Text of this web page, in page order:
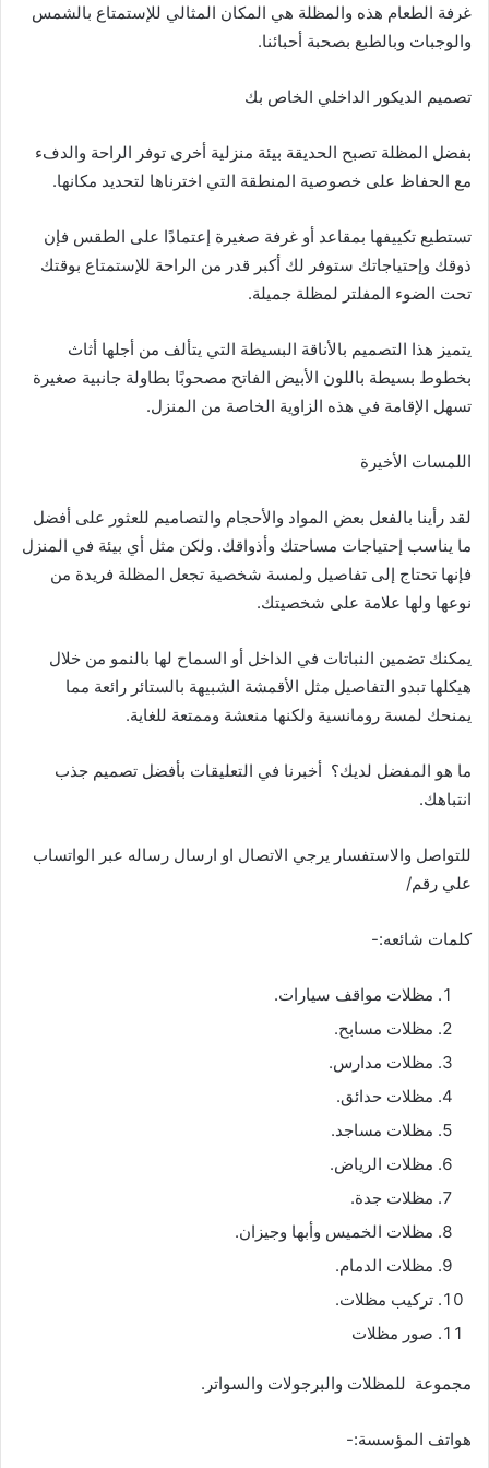
غرفة الطعام هذه والمظلة هي المكان المثالي للإستمتاع بالشمس
والوجبات وبالطبع بصحبة أحبائنا.
تصميم الديكور الداخلي الخاص بك
بفضل المظلة تصبح الحديقة بيئة منزلية أخرى توفر الراحة والدفء
مع الحفاظ على خصوصية المنطقة التي اخترناها لتحديد مكانها.
تستطيع تكييفها بمقاعد أو غرفة صغيرة إعتمادًا على الطقس فإن
ذوقك وإحتياجاتك ستوفر لك أكبر قدر من الراحة للإستمتاع بوقتك
تحت الضوء المفلتر لمظلة جميلة.
يتميز هذا التصميم بالأناقة البسيطة التي يتألف من أجلها أثاث
بخطوط بسيطة باللون الأبيض الفاتح مصحوبًا بطاولة جانبية صغيرة
تسهل الإقامة في هذه الزاوية الخاصة من المنزل.
اللمسات الأخيرة
لقد رأينا بالفعل بعض المواد والأحجام والتصاميم للعثور على أفضل
ما يناسب إحتياجات مساحتك وأذواقك. ولكن مثل أي بيئة في المنزل
فإنها تحتاج إلى تفاصيل ولمسة شخصية تجعل المظلة فريدة من
نوعها ولها علامة على شخصيتك.
يمكنك تضمين النباتات في الداخل أو السماح لها بالنمو من خلال
هيكلها تبدو التفاصيل مثل الأقمشة الشبيهة بالستائر رائعة مما
يمنحك لمسة رومانسية ولكنها منعشة وممتعة للغاية.
ما هو المفضل لديك؟ أخبرنا في التعليقات بأفضل تصميم جذب
انتباهك.
للتواصل والاستفسار يرجي الاتصال او ارسال رساله عبر الواتساب
علي رقم/
كلمات شائعه:-
مظلات مواقف سيارات.
مظلات مسابح.
مظلات مدارس.
مظلات حدائق.
مظلات مساجد.
مظلات الرياض.
مظلات جدة.
مظلات الخميس وأبها وجيزان.
مظلات الدمام.
تركيب مظلات.
صور مظلات
مجموعة للمظلات والبرجولات والسواتر.
هواتف المؤسسة:-